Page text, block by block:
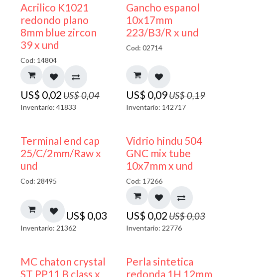
50% DESCUENTO
Acrilico K1021
redondo plano
8mm blue zircon
39 x und
Cod: 14804
US$ 0,02 US$0,04
Inventario: 41833
50% DESCUENTO
Gancho espanol
10x17mm
223/B3/R x und
Cod: 02714
US$ 0,09US$0,19
Inventario: 142717
Terminal end cap
25/C/2mm/Raw x
und
Cod: 28495
US$ 0,03
Inventario: 21362
40% DESCUENTO
Vidrio hindu 504
GNC mix tube
10x7mm x und
Cod: 17266
US$ 0,02US$0,03
Inventario: 22776
MC chaton crystal
ST PP11 B class x
Perla sintetica
redonda 1H 12mm